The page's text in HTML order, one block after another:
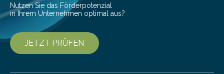
Nutzen Sie das Förderpotenzial
in Ihrem Unternehmen optimal aus?
JETZT PRÜFEN